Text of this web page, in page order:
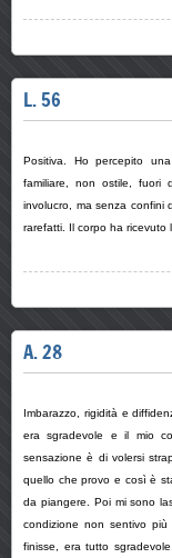
L. 56
Positiva. Ho percepito
familiare, non ostile, fuori
involucro, ma senza confini
rarefatti. Il corpo ha ricevuto
A. 28
Imbarazzo, rigidità e
era sgradevole e il mio
sensazione è di volersi
quello che provo e così è
da piangere. Poi mi sono
condizione non sentivo
finisse, era tutto